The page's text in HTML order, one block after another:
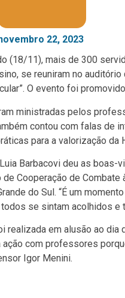
22, 2023
(18/11), mais de 300
se reuniram no
O evento foi
ministradas pelos
contou com falas de
para a valorização da
Barbacovi deu as boas-
de Cooperação de
do Sul. “É um
se sintam acolhidos e
realizada em alusão ao dia
com professores
Igor Menini.